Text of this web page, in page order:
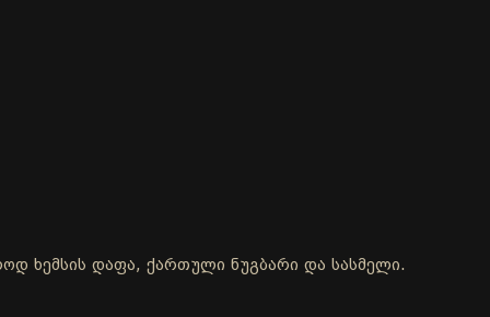
ხემსის დაფა, ქართული ნუგბარი და სასმელი.